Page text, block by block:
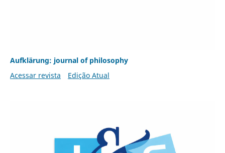
Aufklärung: journal of philosophy
Acessar revista
Edição Atual